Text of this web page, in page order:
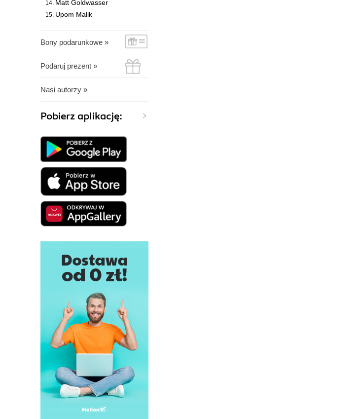
Matt Goldwasser
Upom Malik
Bony podarunkowe »
Podaruj prezent »
Nasi autorzy »
Pobierz aplikację: